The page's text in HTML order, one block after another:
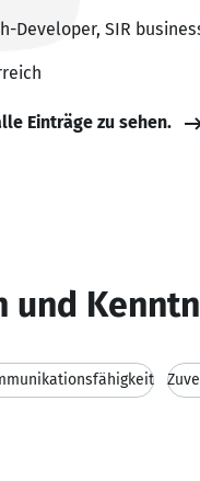
Developer, SIR
Einträge zu sehen.
und